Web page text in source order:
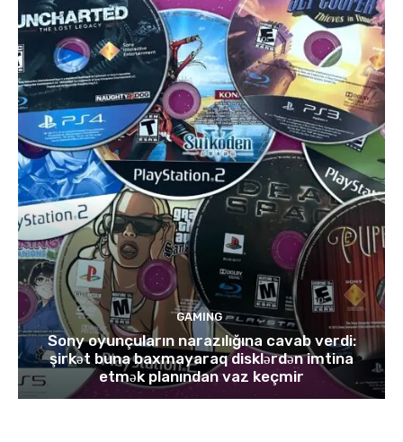
GAMING
Sony oyunçuların narazılığına cavab verdi:
şirkət buna baxmayaraq disklərdən imtina
etmək planından vaz keçmir